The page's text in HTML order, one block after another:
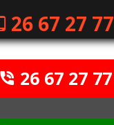
26 67 27 77
26 67 27 77